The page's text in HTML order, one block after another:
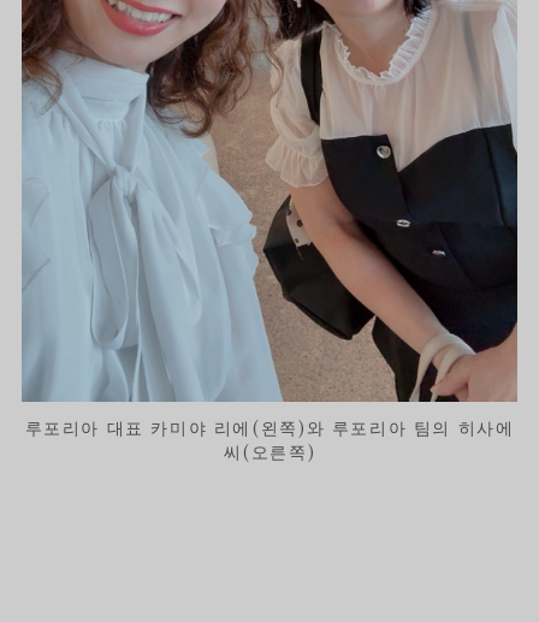
루포리아 대표 카미야 리에(왼쪽)와 루포리아 팀의 히사에
씨(오른쪽)